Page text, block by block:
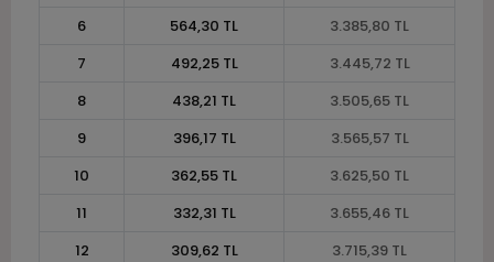
6
564,30 TL
3.385,80 TL
7
492,25 TL
3.445,72 TL
8
438,21 TL
3.505,65 TL
9
396,17 TL
3.565,57 TL
10
362,55 TL
3.625,50 TL
11
332,31 TL
3.655,46 TL
12
309,62 TL 3.715,39 TL